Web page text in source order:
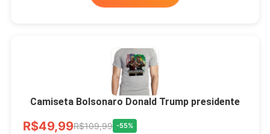
Camiseta Bolsonaro Donald Trump presidente
R$49,99R$109,99 -55%